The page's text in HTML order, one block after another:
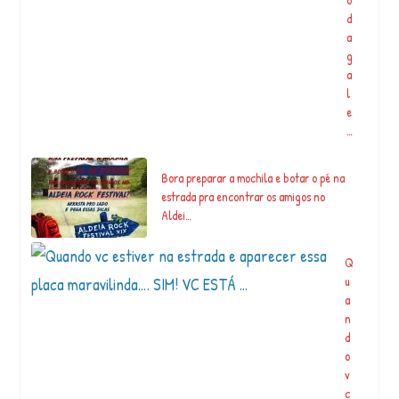
d
a
g
a
l
e
…
Bora preparar a mochila e botar o pé na
estrada pra encontrar os amigos no
Aldei…
Q
u
a
n
d
o
v
c